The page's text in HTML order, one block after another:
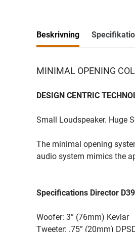
Beskrivning
MINIMAL OPENING
DESIGN CENTRIC
Small Loudspeaker. Huge
The minimal opening
audio system mimics the
Specifications Director D39
Woofer: 3” (76mm) Kevlar
Tweeter: .75” (20mm)